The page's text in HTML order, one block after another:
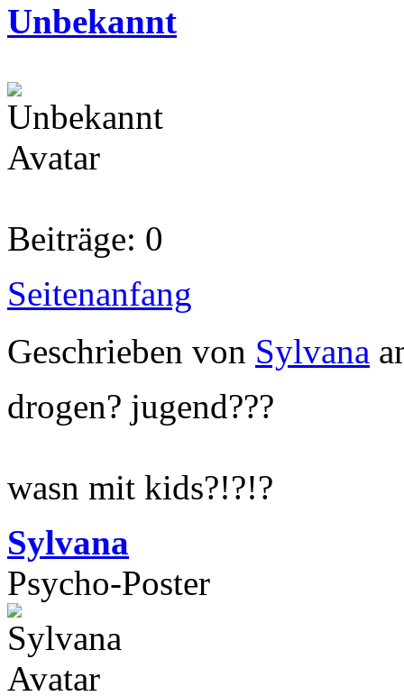
Unbekannt
Beiträge: 0
Seitenanfang
Geschrieben von Sylvana
drogen? jugend???
wasn mit kids?!?!?
Sylvana
Psycho-Poster